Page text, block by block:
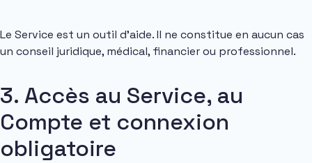
Le Service est un outil d’aide. Il ne constitue en aucun cas
un conseil juridique, médical, financier ou professionnel.
3. Accès au Service, au
Compte et connexion
obligatoire